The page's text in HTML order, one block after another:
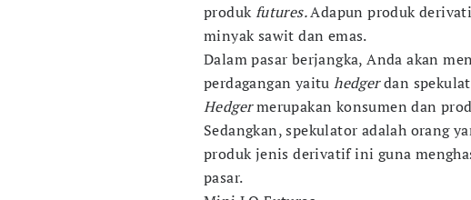
produkfutures.Adapun produk
minyak sawit dan emas.
Dalam pasar berjangka, Anda akan
perdagangan yaituhedgerdan
Hedgermerupakan konsumen dan
Sedangkan, spekulator adalah orang
produk jenis derivatif ini guna
pasar.